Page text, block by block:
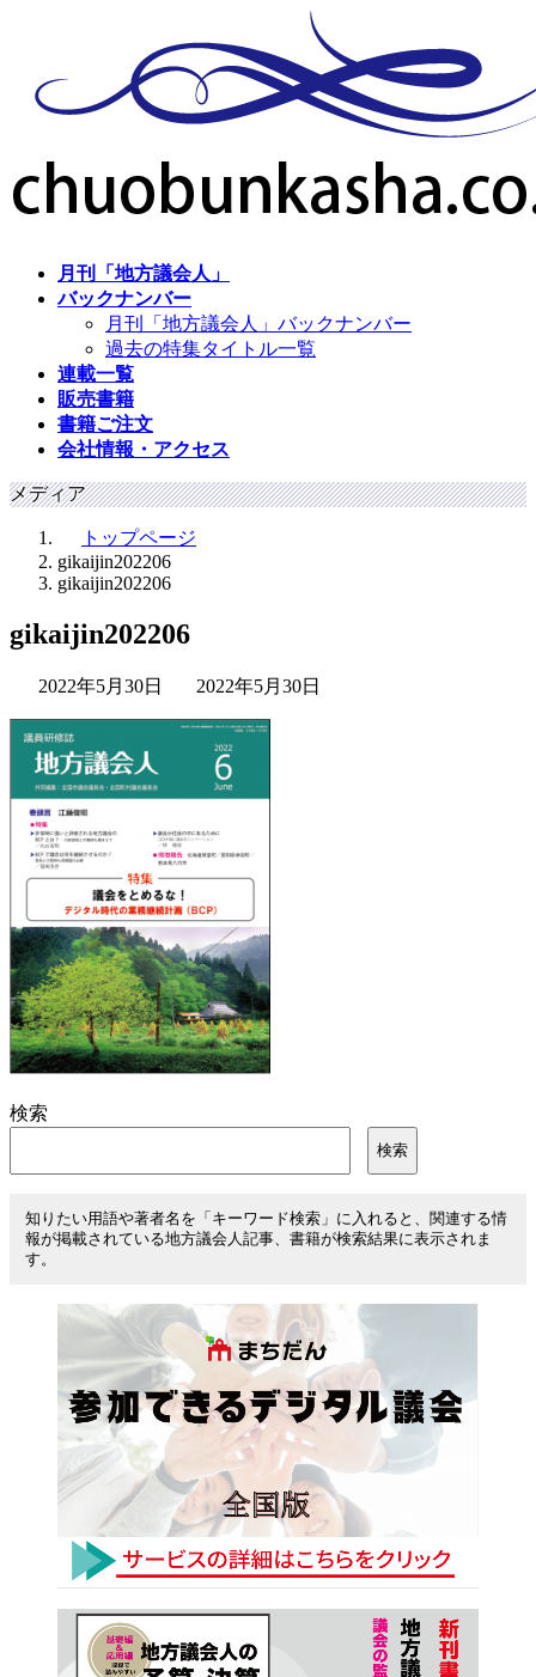
キ
ッ
に
移
月刊「地方議会人」
バックナンバー
月刊「地方議会人」バックナンバー
過去の特集タイトル一覧
連載一覧
販売書籍
書籍ご注文
会社情報・アクセス
メディア
トップページ
gikaijin202206
gikaijin202206
gikaijin202206
2022年5月30日
最
更
:
2022年5月30日
検索
検索
知りたい用語や著者名を「キーワード検索」に入れると、関連する情
報が掲載されている地方議会人記事、書籍が検索結果に表示されま
す。